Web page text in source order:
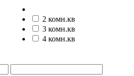
2 комн.кв
3 комн.кв
4 комн.кв